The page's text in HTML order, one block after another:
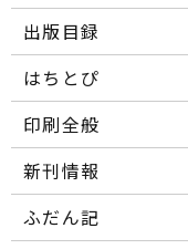
出版目録
はちとぴ
印刷全般
新刊情報
ふだん記